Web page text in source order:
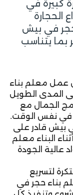
كبيرة في
الحجارة
حجر في بيش
بما يتناسب
عمل معلم بناء
المدى الطويل
الجمال مع
في نفس الوقت.
بيش قادر على
البناء معلم
عالية الجودة
لتسريع
بناء حجر في